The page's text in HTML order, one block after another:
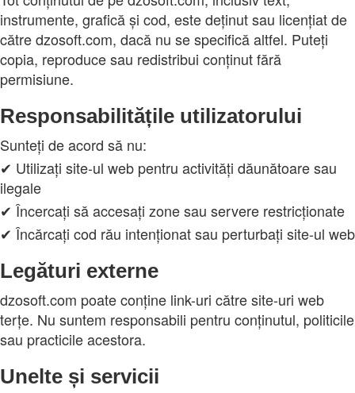
instrumente, grafică și cod, este deținut sau licențiat de
către dzosoft.com, dacă nu se specifică altfel. Puteți
copia, reproduce sau redistribui conținut fără
permisiune.
Responsabilitățile utilizatorului
Sunteți de acord să nu:
✔ Utilizați site-ul web pentru activități dăunătoare sau
ilegale
✔ Încercați să accesați zone sau servere restricționate
✔ Încărcați cod rău intenționat sau perturbați site-ul web
Legături externe
dzosoft.com poate conține link-uri către site-uri web
terțe. Nu suntem responsabili pentru conținutul, politicile
sau practicile acestora.
Unelte și servicii